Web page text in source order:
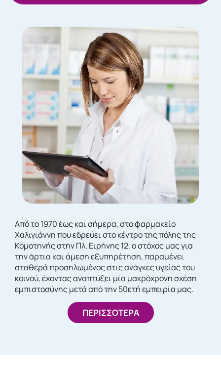
Από το 1970 έως και σήμερα, στο φαρμακείο
Χαλιγιάννη που εδρεύει στο κέντρο της πόλης της
Κομοτηνής στην Πλ. Ειρήνης 12, ο στόχος μας για
την άρτια και άμεση εξυπηρέτηση, παραμένει
σταθερά προσηλωμένος στις ανάγκες υγείας του
κοινού, έχοντας αναπτύξει μία μακρόχρονη σχέση
εμπιστοσύνης μετά από την 50ετή εμπειρία μας.
ΠΕΡΙΣΣΟΤΕΡΑ